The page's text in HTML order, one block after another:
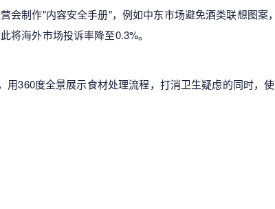
会制作"内容安全手册"，例如中东市场避免酒类联想图案，
将海外市场投诉率降至0.3%。
用360度全景展示食材处理流程，打消卫生疑虑的同时，使